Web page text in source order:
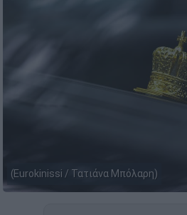
(Eurokinissi / Τατιάνα Μπόλαρη)